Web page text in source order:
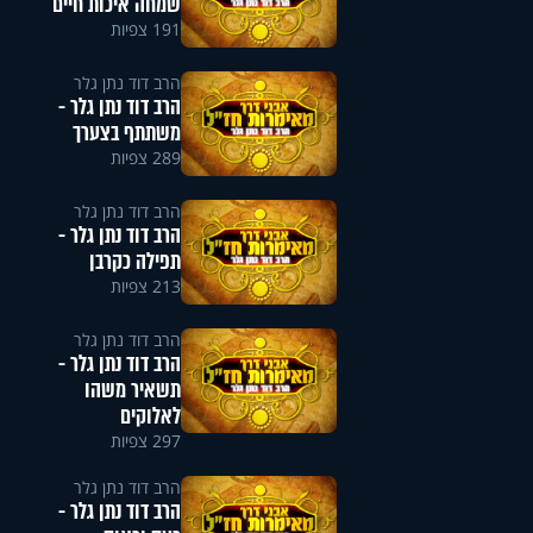
191 צפיות
הרב דוד נתן גלר
הרב דוד נתן גלר -
משתתף בצערך
289 צפיות
הרב דוד נתן גלר
הרב דוד נתן גלר -
תפילה כקרבן
213 צפיות
הרב דוד נתן גלר
הרב דוד נתן גלר -
תשאיר משהו
לאלוקים
297 צפיות
הרב דוד נתן גלר
הרב דוד נתן גלר -